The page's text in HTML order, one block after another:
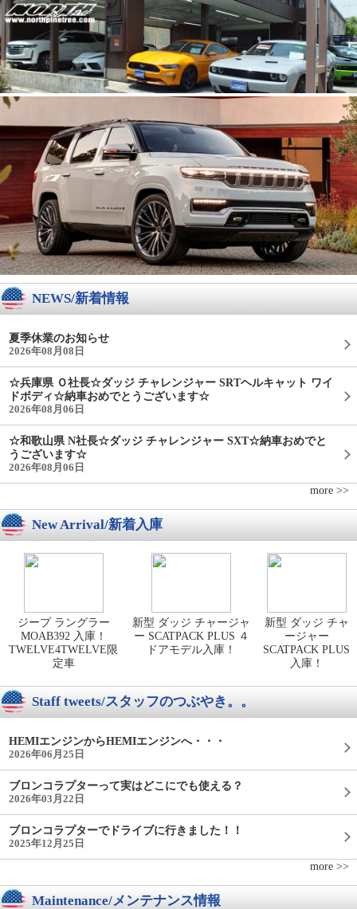
NEWS/新着情報
夏季休業のお知らせ
2026年08月08日
☆兵庫県 Ｏ社長☆ダッジ チャレンジャー SRTヘルキャット ワイ
ドボディ☆納車おめでとうございます☆
2026年08月06日
☆和歌山県 N社長☆ダッジ チャレンジャー SXT☆納車おめでと
うございます☆
2026年08月06日
more >>
New Arrival/新着入庫
ジープ ラングラー
MOAB392 入庫！
TWELVE4TWELVE限
定車
新型 ダッジ チャージャ
ー SCATPACK PLUS ４
ドアモデル入庫！
新型 ダッジ チャ
ージャー
SCATPACK PLUS
入庫！
Staff tweets/スタッフのつぶやき。。
HEMIエンジンからHEMIエンジンへ・・・
2026年06月25日
ブロンコラプターって実はどこにでも使える？
2026年03月22日
ブロンコラプターでドライブに行きました！！
2025年12月25日
more >>
Maintenance/メンテナンス情報